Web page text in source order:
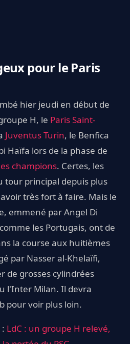
pour le Paris
hier jeudi en début de
H, le Paris Saint-
Juventus Turin, le Benfica
Haïfa lors de la phase de
champions. Certes, les
tour principal depuis plus
très fort à faire. Mais le
emmené par Angel Di
les Portugais, ont de
la course aux huitièmes
par Nasser al-Khelaïfi,
de grosses cylindrées
l'Inter Milan. Il devra
pour voir plus loin.
: LdC : un groupe H relevé,